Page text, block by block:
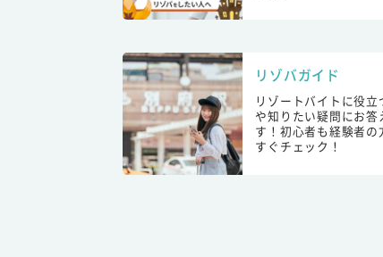
リゾバガイド
リゾートバイトに役立
や知りたい疑問にお答
す！初心者も経験者の
すぐチェック！